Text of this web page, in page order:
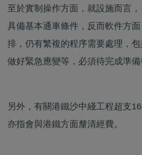
至於實制操作方面，就設施而言
具備基本通車條件，反而軟件方
排，仍有繁複的程序需要處理，
做好緊急應變等，必須待完成準備
另外，有關港鐵沙中綫工程超支
亦指會與港鐵方面釐清經費。